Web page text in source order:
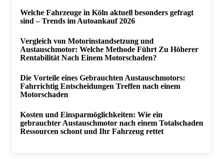
Welche Fahrzeuge in Köln aktuell besonders gefragt
sind – Trends im Autoankauf 2026
Vergleich von Motorinstandsetzung und
Austauschmotor: Welche Methode Führt Zu Höherer
Rentabilität Nach Einem Motorschaden?
Die Vorteile eines Gebrauchten Austauschmotors:
Fahrrichtig Entscheidungen Treffen nach einem
Motorschaden
Kosten und Einsparmöglichkeiten: Wie ein
gebrauchter Austauschmotor nach einem Totalschaden
Ressourcen schont und Ihr Fahrzeug rettet